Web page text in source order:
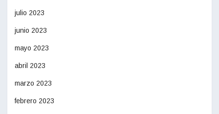
julio 2023
junio 2023
mayo 2023
abril 2023
marzo 2023
febrero 2023